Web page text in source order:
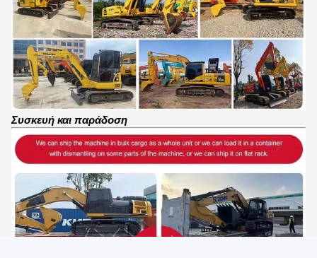
Συσκευή και παράδοση